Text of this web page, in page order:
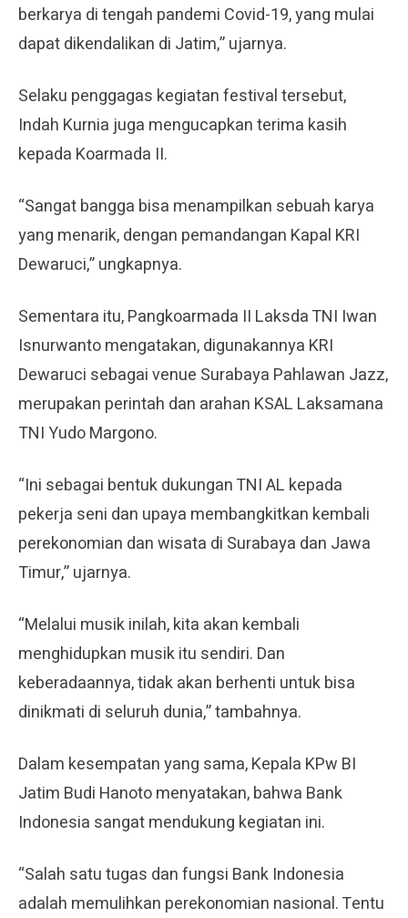
berkarya di tengah pandemi Covid-19, yang mulai
dapat dikendalikan di Jatim,” ujarnya.
Selaku penggagas kegiatan festival tersebut,
Indah Kurnia juga mengucapkan terima kasih
kepada Koarmada II.
“Sangat bangga bisa menampilkan sebuah karya
yang menarik, dengan pemandangan Kapal KRI
Dewaruci,” ungkapnya.
Sementara itu, Pangkoarmada II Laksda TNI Iwan
Isnurwanto mengatakan, digunakannya KRI
Dewaruci sebagai venue Surabaya Pahlawan Jazz,
merupakan perintah dan arahan KSAL Laksamana
TNI Yudo Margono.
“Ini sebagai bentuk dukungan TNI AL kepada
pekerja seni dan upaya membangkitkan kembali
perekonomian dan wisata di Surabaya dan Jawa
Timur,” ujarnya.
“Melalui musik inilah, kita akan kembali
menghidupkan musik itu sendiri. Dan
keberadaannya, tidak akan berhenti untuk bisa
dinikmati di seluruh dunia,” tambahnya.
Dalam kesempatan yang sama, Kepala KPw BI
Jatim Budi Hanoto menyatakan, bahwa Bank
Indonesia sangat mendukung kegiatan ini.
“Salah satu tugas dan fungsi Bank Indonesia
adalah memulihkan perekonomian nasional. Tentu